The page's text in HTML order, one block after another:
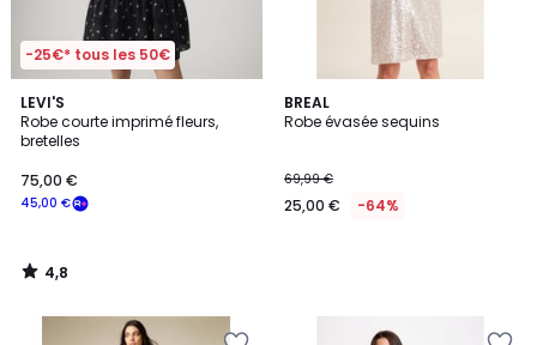
-25€* tous les 50€
LEVI'S
Robe courte imprimé fleurs,
bretelles
45,00 €
75,00 €
4,8
/ 5
4,8
/
BREAL
Robe évasée sequins
69,99 €
25,00 € -64%